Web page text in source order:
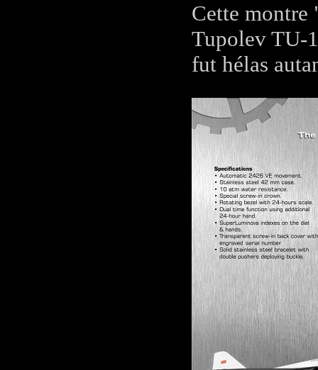
Cette montre
Tupolev TU-
fut hélas